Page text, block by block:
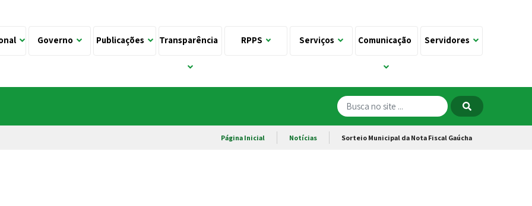
Governo Publicações Transparência RPPS Serviços Comunicação Servidores
Página Inicial Notícias Sorteio Municipal da Nota Fiscal Gaúcha